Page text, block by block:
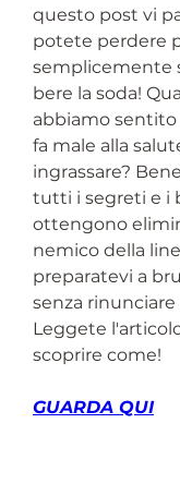
questo post vi
potete perdere
semplicemente
bere la soda!
abbiamo sentito
fa male alla
ingrassare?
tutti i segreti e i
ottengono
nemico della
preparatevi a
senza rinunciare
Leggete
scoprire come!
GUARDA QUI